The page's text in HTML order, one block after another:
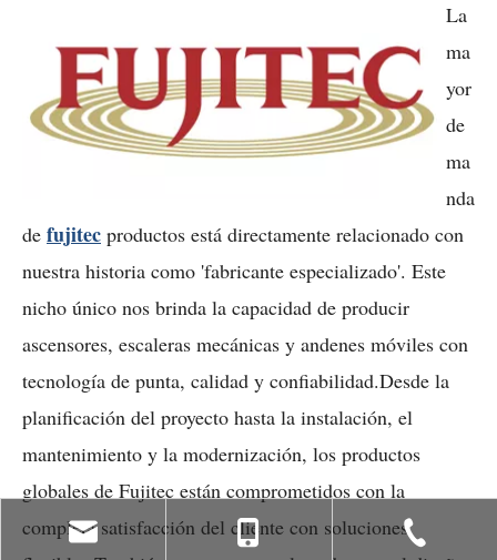
La
ma
yor
de
ma
nda
de fujitec productos está directamente relacionado con
nuestra historia como 'fabricante especializado'. Este
nicho único nos brinda la capacidad de producir
ascensores, escaleras mecánicas y andenes móviles con
tecnología de punta, calidad y confiabilidad.Desde la
planificación del proyecto hasta la instalación, el
mantenimiento y la modernización, los productos
globales de Fujitec están comprometidos con la
completa satisfacción del cliente con soluciones